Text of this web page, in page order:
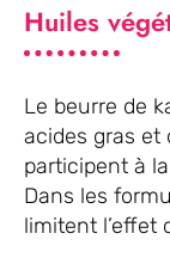
Huiles
Le beurre de
acides gras et
participent à
Dans les
limitent l’effet